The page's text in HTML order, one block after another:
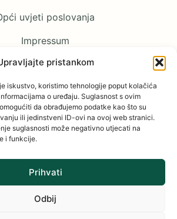
pristankom
iskustvo, koristimo tehnologije poput kolačića
o uređaju. Suglasnost s ovim
da obrađujemo podatke kao što su
ili jedinstveni ID-ovi na ovoj web stranici.
suglasnosti može negativno utjecati na
i funkcije.
Prihvati
Odbij
uvjeti poslovanja
Impressum
Pratite nas
Facebook
YouTube